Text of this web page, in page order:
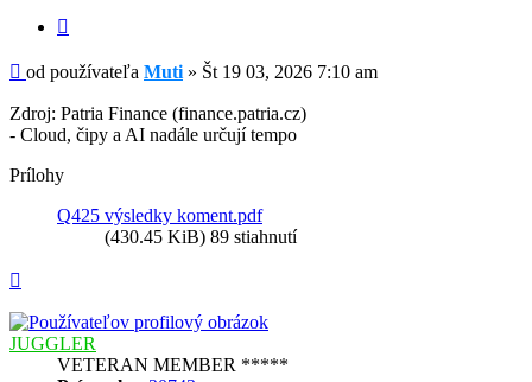
Príspevok
od používateľa Muti » Št 19 03, 2026 7:10 am
Zdroj: Patria Finance (finance.patria.cz)
- Cloud, čipy a AI nadále určují tempo
Prílohy
Q425 výsledky koment.pdf
(430.45 KiB) 89 stiahnutí
JUGGLER
VETERAN MEMBER *****